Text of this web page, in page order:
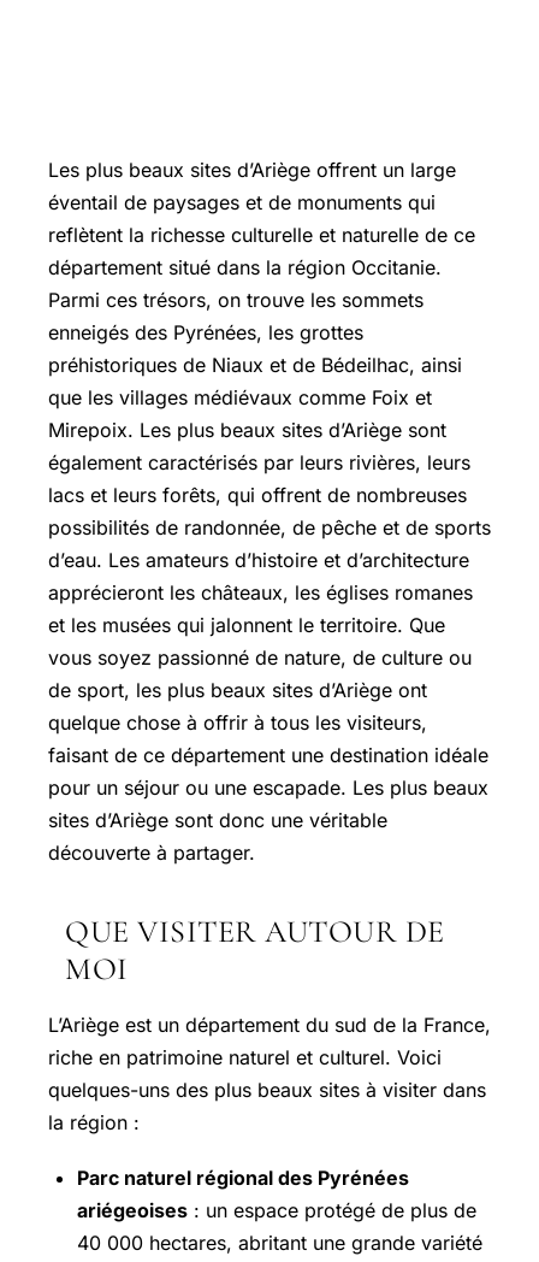
Les plus beaux sites d’Ariège offrent un large
éventail de paysages et de monuments qui
reflètent la richesse culturelle et naturelle de ce
département situé dans la région Occitanie.
Parmi ces trésors, on trouve les sommets
enneigés des Pyrénées, les grottes
préhistoriques de Niaux et de Bédeilhac, ainsi
que les villages médiévaux comme Foix et
Mirepoix. Les plus beaux sites d’Ariège sont
également caractérisés par leurs rivières, leurs
lacs et leurs forêts, qui offrent de nombreuses
possibilités de randonnée, de pêche et de sports
d’eau. Les amateurs d’histoire et d’architecture
apprécieront les châteaux, les églises romanes
et les musées qui jalonnent le territoire. Que
vous soyez passionné de nature, de culture ou
de sport, les plus beaux sites d’Ariège ont
quelque chose à offrir à tous les visiteurs,
faisant de ce département une destination idéale
pour un séjour ou une escapade. Les plus beaux
sites d’Ariège sont donc une véritable
découverte à partager.
QUE VISITER AUTOUR DE
MOI
L’Ariège est un département du sud de la France,
riche en patrimoine naturel et culturel. Voici
quelques-uns des plus beaux sites à visiter dans
la région :
Parc naturel régional des Pyrénées
ariégeoises : un espace protégé de plus de
40 000 hectares, abritant une grande variété